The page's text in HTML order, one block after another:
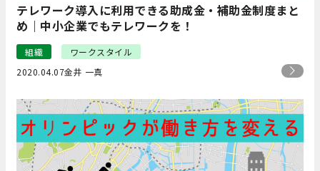
テレワーク導入に利用できる助成金・補助金制度まと
め｜中小企業でもテレワークを！
組織
ワークスタイル
2020.04.07金井 一真